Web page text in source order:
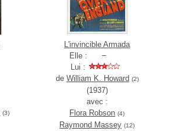
(3)
L'invincible Armada
Elle :
Lui :
de William K. Howard (2)
(1937)
avec :
Flora Robson (4)
Raymond Massey (12)